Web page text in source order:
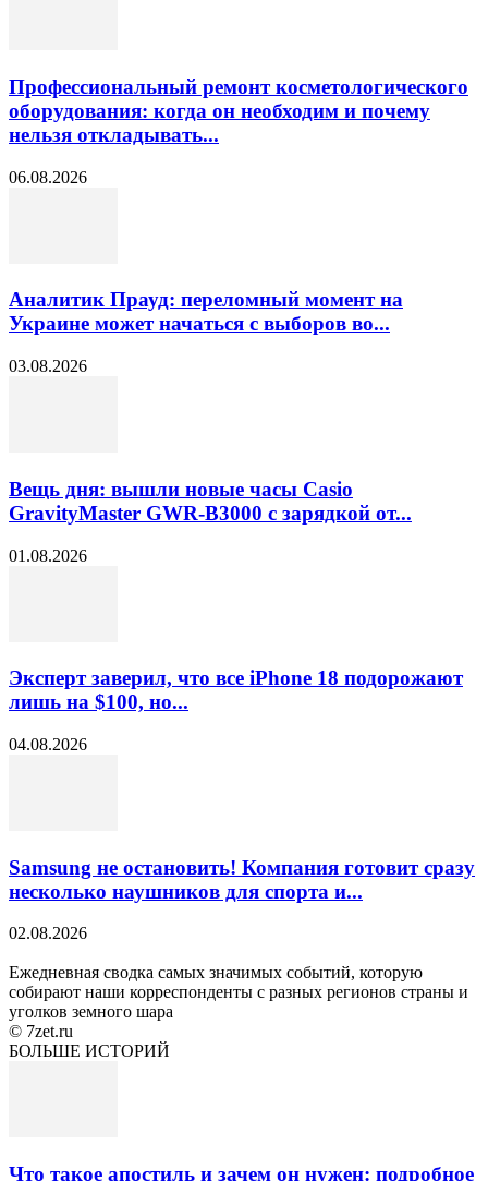
Профессиональный ремонт косметологического
оборудования: когда он необходим и почему
нельзя откладывать...
06.08.2026
Аналитик Прауд: переломный момент на
Украине может начаться с выборов во...
03.08.2026
Вещь дня: вышли новые часы Casio
GravityMaster GWR-B3000 с зарядкой от...
01.08.2026
Эксперт заверил, что все iPhone 18 подорожают
лишь на $100, но...
04.08.2026
Samsung не остановить! Компания готовит сразу
несколько наушников для спорта и...
02.08.2026
Ежедневная сводка самых значимых событий, которую
собирают наши корреспонденты с разных регионов страны и
уголков земного шара
© 7zet.ru
БОЛЬШЕ ИСТОРИЙ
Что такое апостиль и зачем он нужен: подробное